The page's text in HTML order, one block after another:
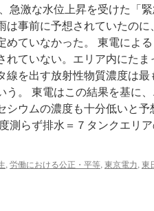
急激な水位上昇を受けた「
は事前に予想されていたの
めていなかった。 東電によ
ていない。エリア内にたま
を出す放射性物質濃度は最
う。 東電はこの結果を基に
シウムの濃度も十分低いと
測らず排水＝７タンクエリ
, 労働における公正・平等, 東京電力, 東